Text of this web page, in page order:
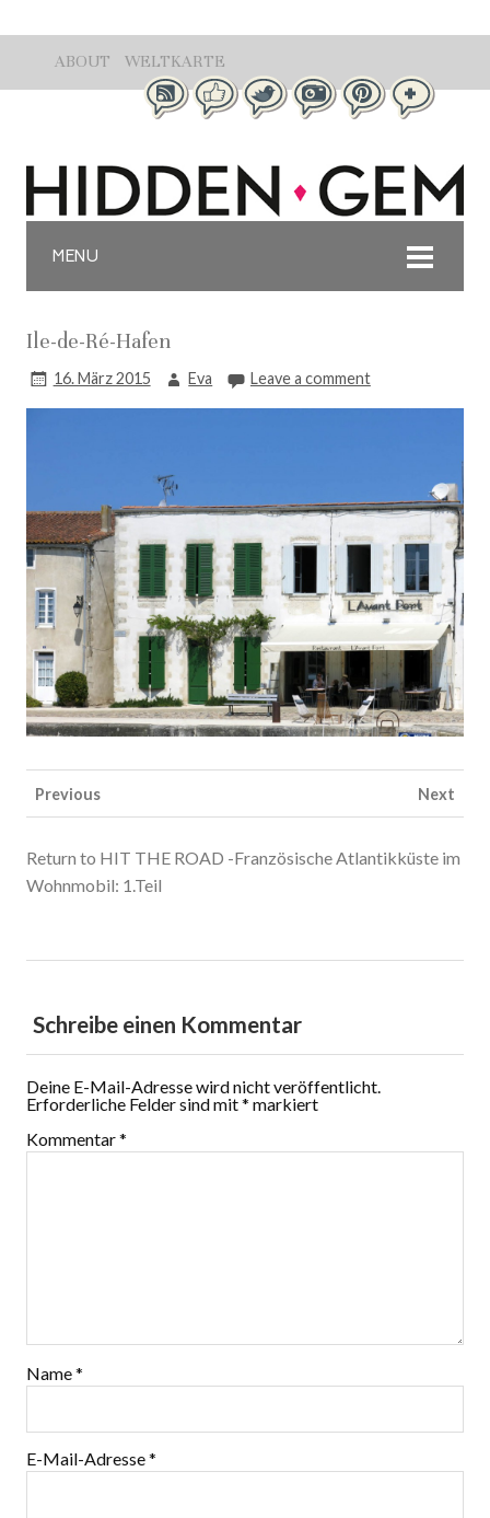
ABOUT WELTKARTE
MENU
Ile-de-Ré-Hafen
16. März 2015 Eva Leave a comment
Previous Next
Return to HIT THE ROAD -Französische Atlantikküste im
Wohnmobil: 1.Teil
Schreibe einen Kommentar
Deine E-Mail-Adresse wird nicht veröffentlicht.
Erforderliche Felder sind mit* markiert
Kommentar*
Name*
E-Mail-Adresse*